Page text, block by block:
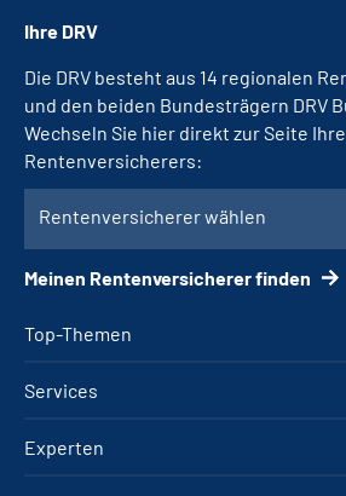
Top-Themen
Services
Experten
Ihre DRV
Die DRV besteht aus 14 regionalen
und den beiden Bundesträgern DRV
Wechseln Sie hier direkt zur Seite
Rentenversicherers:
Rentenversicherer wählen
Meinen Rentenversicherer finden